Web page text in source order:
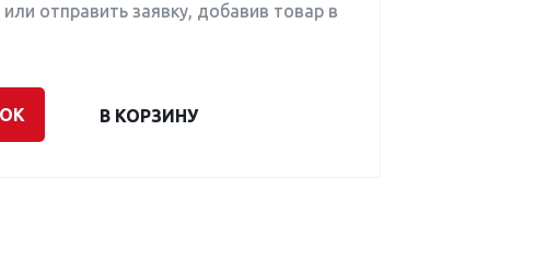
отправить заявку, добавив товар в
В КОРЗИНУ